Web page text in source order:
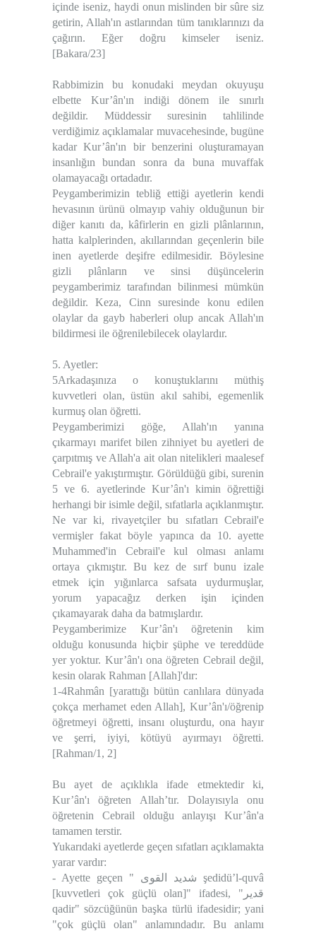
içinde iseniz, haydi onun mislinden bir sûre siz
getirin, Allah'ın astlarından tüm tanıklarınızı da
çağırın. Eğer doğru kimseler iseniz.
[Bakara/23]
Rabbimizin bu konudaki meydan okuyuşu
elbette Kur’ân'ın indiği dönem ile sınırlı
değildir. Müddessir suresinin tahlilinde
verdiğimiz açıklamalar muvacehesinde, bugüne
kadar Kur’ân'ın bir benzerini oluşturamayan
insanlığın bundan sonra da buna muvaffak
olamayacağı ortadadır.
Peygamberimizin tebliğ ettiği ayetlerin kendi
hevasının ürünü olmayıp vahiy olduğunun bir
diğer kanıtı da, kâfirlerin en gizli plânlarının,
hatta kalplerinden, akıllarından geçenlerin bile
inen ayetlerde deşifre edilmesidir. Böylesine
gizli plânların ve sinsi düşüncelerin
peygamberimiz tarafından bilinmesi mümkün
değildir. Keza, Cinn suresinde konu edilen
olaylar da gayb haberleri olup ancak Allah'ın
bildirmesi ile öğrenilebilecek olaylardır.
5. Ayetler:
5Arkadaşınıza o konuştuklarını müthiş
kuvvetleri olan, üstün akıl sahibi, egemenlik
kurmuş olan öğretti.
Peygamberimizi göğe, Allah'ın yanına
çıkarmayı marifet bilen zihniyet bu ayetleri de
çarpıtmış ve Allah'a ait olan nitelikleri maalesef
Cebrail'e yakıştırmıştır. Görüldüğü gibi, surenin
5 ve 6. ayetlerinde Kur’ân'ı kimin öğrettiği
herhangi bir isimle değil, sıfatlarla açıklanmıştır.
Ne var ki, rivayetçiler bu sıfatları Cebrail'e
vermişler fakat böyle yapınca da 10. ayette
Muhammed'in Cebrail'e kul olması anlamı
ortaya çıkmıştır. Bu kez de sırf bunu izale
etmek için yığınlarca safsata uydurmuşlar,
yorum yapacağız derken işin içinden
çıkamayarak daha da batmışlardır.
Peygamberimize Kur’ân'ı öğretenin kim
olduğu konusunda hiçbir şüphe ve tereddüde
yer yoktur. Kur’ân'ı ona öğreten Cebrail değil,
kesin olarak Rahman [Allah]'dır:
1-4Rahmân [yarattığı bütün canlılara dünyada
çokça merhamet eden Allah], Kur’ân'ı/öğrenip
öğretmeyi öğretti, insanı oluşturdu, ona hayır
ve şerri, iyiyi, kötüyü ayırmayı öğretti.
[Rahman/1, 2]
Bu ayet de açıklıkla ifade etmektedir ki,
Kur’ân'ı öğreten Allah’tır. Dolayısıyla onu
öğretenin Cebrail olduğu anlayışı Kur’ân'a
tamamen terstir.
Yukarıdaki ayetlerde geçen sıfatları açıklamakta
yarar vardır:
- Ayette geçen " شديد القوى şedidü’l-quvâ
[kuvvetleri çok güçlü olan]" ifadesi, "قدير
qadir" sözcüğünün başka türlü ifadesidir; yani
"çok güçlü olan" anlamındadır. Bu anlamı